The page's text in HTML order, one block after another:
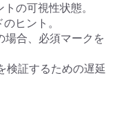
の可視性状態。
ヒント。
合、必須マークを
証するための遅延